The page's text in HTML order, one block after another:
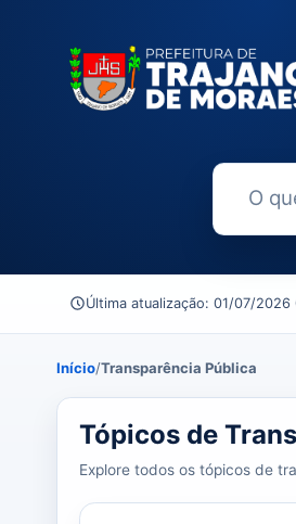
Buscar
Última atualização: 01/07/2026
Início/Transparência Pública
37 tópicos carregados do
Tópicos de
Explore todos os tópicos de